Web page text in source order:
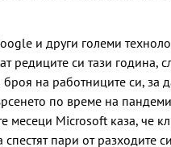
и други големи
редиците си тази година,
броя на работниците си, за
по време на
месеци Microsoft каза, че
спестят пари от разходите